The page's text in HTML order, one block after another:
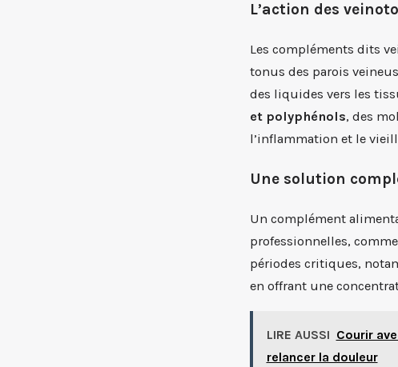
L’action des
Les compléments dits
tonus des parois
des liquides vers les
et polyphénols, des
l’inflammation et le
Une solution
Un complément
professionnelles,
périodes critiques,
en offrant une
LIRE AUSSI Courir
relancer la douleur